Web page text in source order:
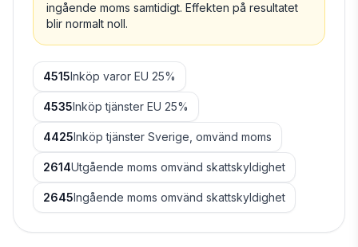
ingående moms samtidigt. Effekten på resultatet
blir normalt noll.
4515Inköp varor EU 25%
4535Inköp tjänster EU 25%
4425Inköp tjänster Sverige, omvänd moms
2614Utgående moms omvänd skattskyldighet
2645Ingående moms omvänd skattskyldighet